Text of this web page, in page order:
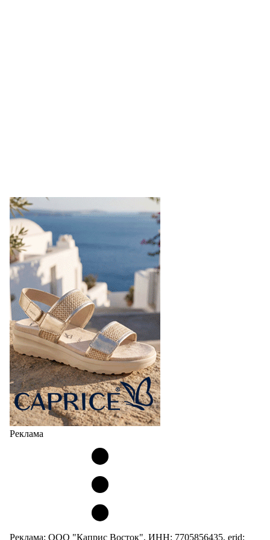
Реклама
Реклама: ООО "Каприс Восток", ИНН: 7705856435, erid: